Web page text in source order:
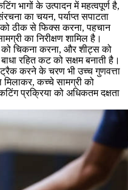
भागों के उत्पादन में महत्वपूर्ण है,
का चयन, पर्याप्त सपाटता
ठीक से फिक्स करना, पहचान
का निरीक्षण शामिल है।
को चिकना करना, और शीट्स को
रहित कट को सक्षम बनाती है।
करने के चरण भी उच्च गुणवत्ता
कच्चे सामग्री को
प्रक्रिया को अधिकतम दक्षता